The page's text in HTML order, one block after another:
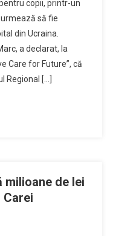
copii, printr-un
să fie
din Ucraina.
a declarat, la
Care for Future”, că
Regional […]
milioane de lei
Carei